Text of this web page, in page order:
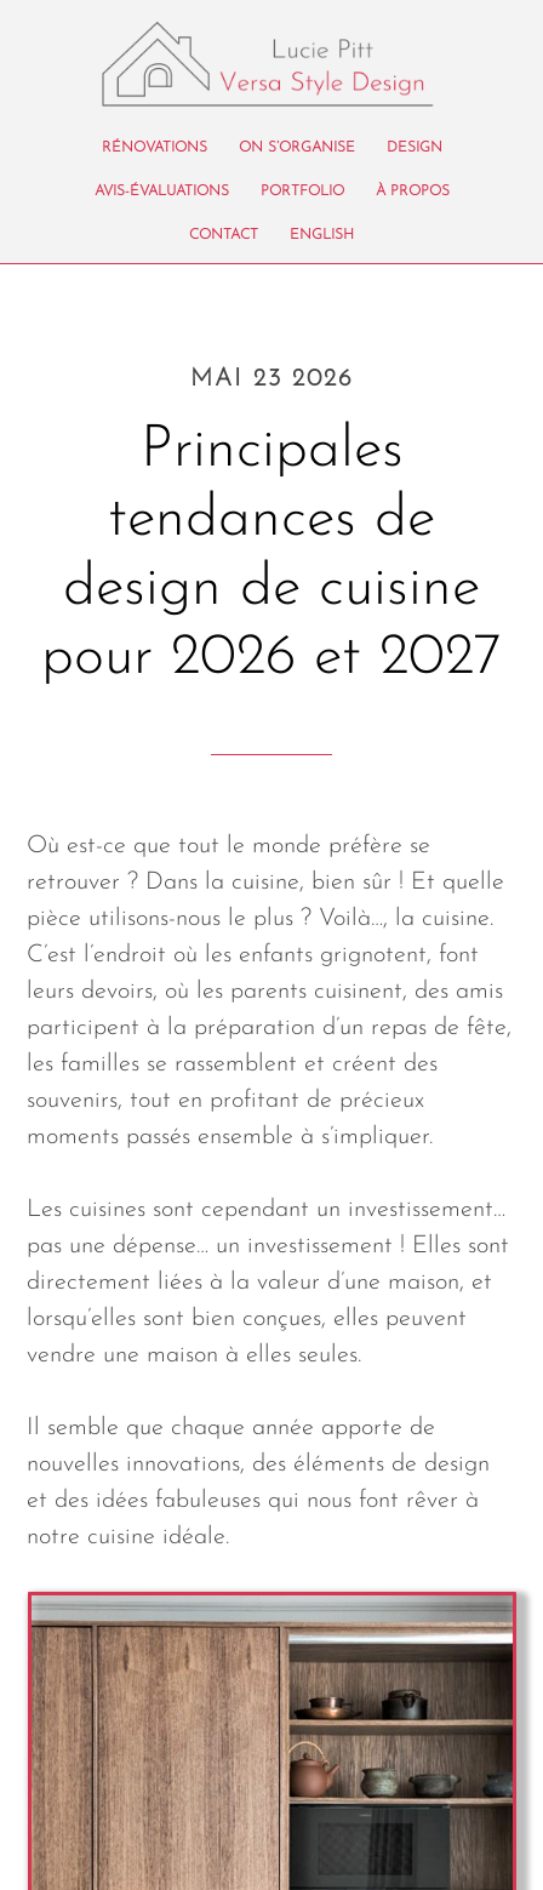
RÉNOVATIONS ON S’ORGANISE DESIGN
AVIS-ÉVALUATIONS PORTFOLIO À PROPOS
CONTACT ENGLISH
MAI 23 2026
Principales
tendances de
design de cuisine
pour 2026 et 2027
Où est-ce que tout le monde préfère se
retrouver ? Dans la cuisine, bien sûr ! Et quelle
pièce utilisons-nous le plus ? Voilà…, la cuisine.
C’est l’endroit où les enfants grignotent, font
leurs devoirs, où les parents cuisinent, des amis
participent à la préparation d’un repas de fête,
les familles se rassemblent et créent des
souvenirs, tout en profitant de précieux
moments passés ensemble à s’impliquer.
Les cuisines sont cependant un investissement…
pas une dépense… un investissement ! Elles sont
directement liées à la valeur d’une maison, et
lorsqu’elles sont bien conçues, elles peuvent
vendre une maison à elles seules.
Il semble que chaque année apporte de
nouvelles innovations, des éléments de design
et des idées fabuleuses qui nous font rêver à
notre cuisine idéale.